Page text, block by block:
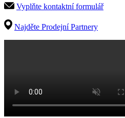
Vyplňte kontaktní formulář
Najděte Prodejní Partnery